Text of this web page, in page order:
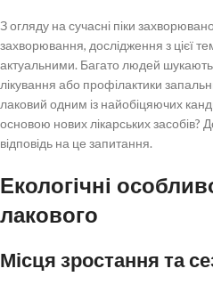
З огляду на сучасні піки
захворювання, дослідження з цієї
актуальними. Багато людей
лікування або профілактики
лаковий одним із найобіцяючих
основою нових лікарських засобів?
відповідь на це запитання.
Екологічні
лакового
Місця зростання та